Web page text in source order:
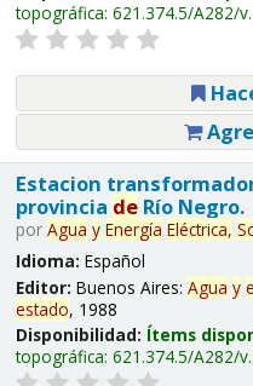
topográfica: 621.374.5/A282/
Estacion
provincia deRío Negro.
por Agua y Energía Eléctrica,
Idioma: Español
Editor: Buenos Aires: Agua y
estado, 1988
Disponibilidad: Ítems
topográfica: 621.374.5/A282/